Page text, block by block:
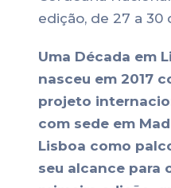
edição, de 27 a 30
Uma Década em
nasceu em 2017
projeto
com sede em
Lisboa como
seu alcance para